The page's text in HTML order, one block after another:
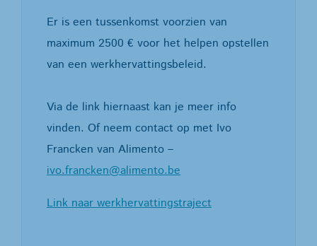
Er is een tussenkomst voorzien van
maximum 2500 € voor het helpen opstellen
van een werkhervattingsbeleid.
Via de link hiernaast kan je meer info
vinden. Of neem contact op met Ivo
Francken van Alimento –
ivo.francken@alimento.be
Link naar werkhervattingstraject